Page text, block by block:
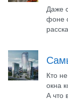
Даже
фоне
Кто
окна
А что